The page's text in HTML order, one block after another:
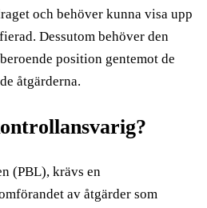
och behöver kunna visa upp
Dessutom behöver den
position gentemot de
åtgärderna.
(PBL), krävs en
av åtgärder som